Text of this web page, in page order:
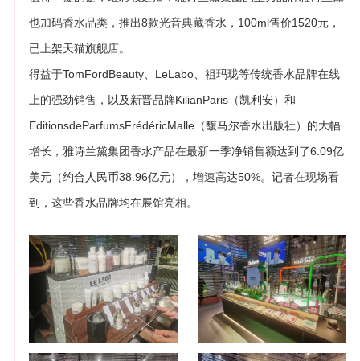
也加码香水品类，推出8款光音典藏香水，100ml售价1520元，
已上架天猫旗舰店。
得益于TomFordBeauty、LeLabo、祖玛珑等传统香水品牌在线
上的强劲销售，以及新晋品牌KilianParis（凯利安）和
EditionsdeParfumsFrédéricMalle（馥马尔香水出版社）的大幅
增长，雅诗兰黛集团香水产品在最新一季净销售额达到了6.09亿
美元（约合人民币38.96亿元），增速高达50%。记者在现场看
到，这些香水品牌均在展馆亮相。